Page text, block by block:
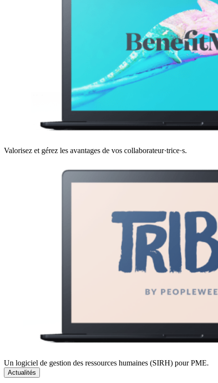
Valorisez et gérez les avantages de vos collaborateur·trice·s.
Un logiciel de gestion des ressources humaines (SIRH) pour PME.
Actualités